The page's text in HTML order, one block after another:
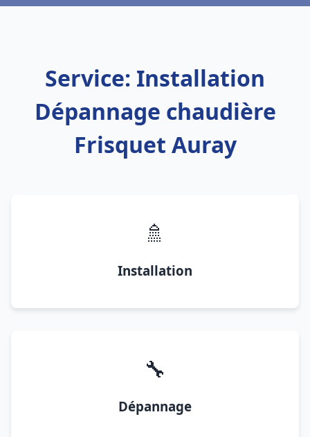
Service: Installation
Dépannage chaudière
Frisquet Auray
🚿
Installation
🔧
Dépannage